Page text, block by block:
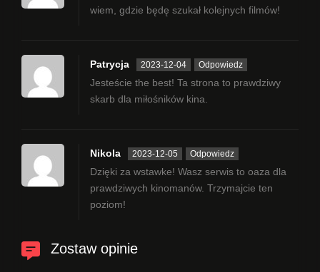
wiem, gdzie będę szukał kolejnych filmów!
Patrycja 2023-12-04 Odpowiedz
Jesteście the best! Ta strona to prawdziwy
skarb dla miłośników kina.
Nikola 2023-12-05 Odpowiedz
Dzięki za wstawke! Wasz serwis to oaza dla
prawdziwych kinomanów. Trzymajcie ten
poziom!
Zostaw opinie